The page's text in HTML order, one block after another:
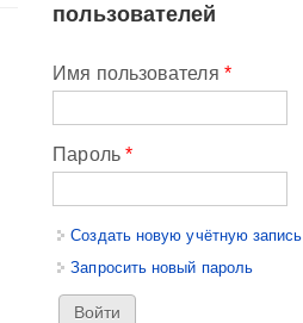
пользователей
Имя пользователя *
Пароль *
Создать новую учётную запись
Запросить новый пароль